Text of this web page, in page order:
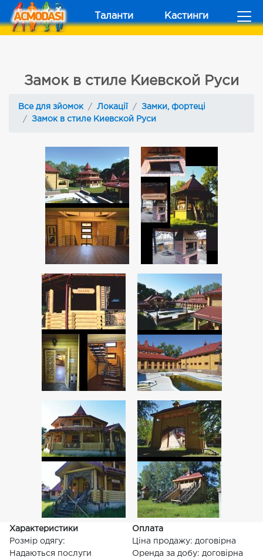
Таланти Кастинги
Замок в стиле Киевской Руси
Все для зйомок Локації
Замки, фортеці
Замок в стиле Киевской Руси
Характеристики
Розмір одягу:
Надаються послуги
Оплата
Ціна продажу: договірна
Оренда за добу: договірна